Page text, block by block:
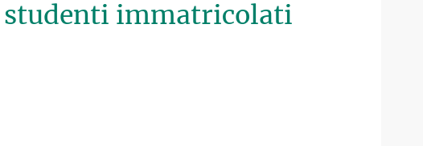
studenti immatricolati